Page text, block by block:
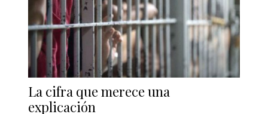
La cifra que merece una
explicación